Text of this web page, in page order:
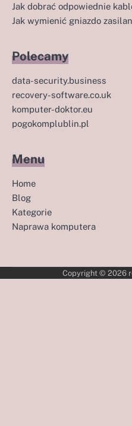
Jak dobrać odpowiednie
Jak wymienić gniazdo
Polecamy
data-security.business
recovery-software.co.uk
komputer-doktor.eu
pogokomplublin.pl
Menu
Home
Blog
Kategorie
Naprawa komputera
Copyright © 2026